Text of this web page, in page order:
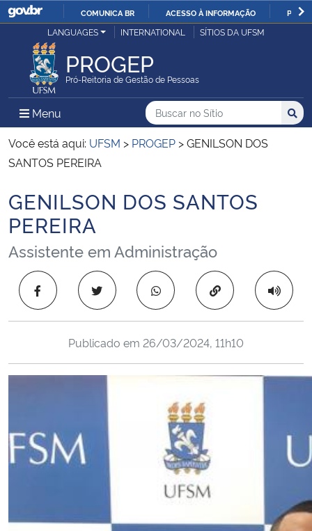
IR
COMUNICA BR ACESSO À INFORMAÇÃO
Ministério da Justiça e Segurança Pública
Ministério da Defesa
Ministério das Relações Exteriores
Ministério da Infraestrutura
Ministério da Agricultura, Pecuária e Abastecimento
Ministério da Educação
Ministério da Cidadania
Ministério da Ciência, Tecnologia, Inovações e Comunicações
LANGUAGES INTERNATIONAL SÍTIOS DA UFSM
PROGEP
Pró-Reitoria de Gestão de Pessoas
Menu Menu Principal do Sítio
Busca
Buscar no no Sítio
Busca:
Você está aqui: UFSM > PROGEP >GENILSON DOS
SANTOS PEREIRA
Início do conteúdo
GENILSON DOS SANTOS
PEREIRA
Assistente em Administração
Copiar para área
Publicado em 26/03/2024, 11h10